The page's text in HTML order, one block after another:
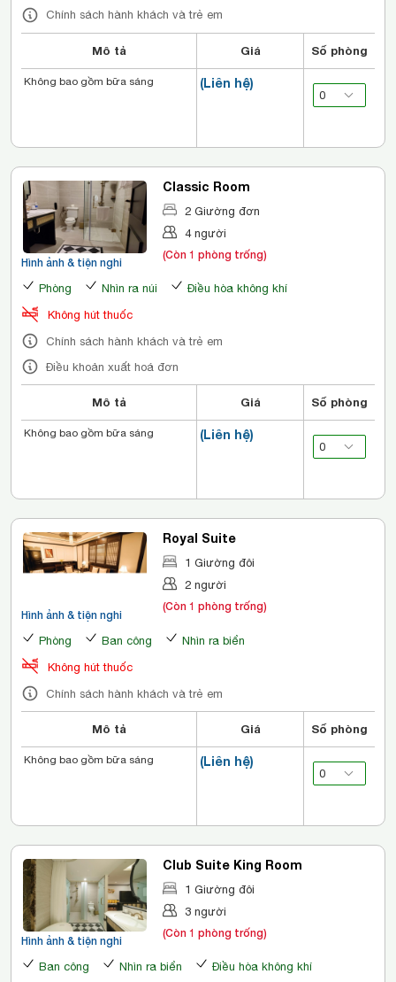
Chính sách hành khách và trẻ em
Mô tả Giá Số phòng
(Liên hệ)
Không bao gồm bữa sáng
Hình ảnh & tiện nghi
Classic Room
2 Giường đơn
4 người
(Còn 1 phòng trống)
Phòng Nhìn ra núi
Điều hòa không khí
Không hút thuốc
Chính sách hành khách và trẻ em
Điều khoản xuất hoá đơn
Mô tả Giá Số phòng
(Liên hệ)
Không bao gồm bữa sáng
Hình ảnh & tiện nghi
Royal Suite
1 Giường đôi
2 người
(Còn 1 phòng trống)
Phòng Ban công
Nhìn ra biển
Không hút thuốc
Chính sách hành khách và trẻ em
Mô tả Giá Số phòng
(Liên hệ)
Không bao gồm bữa sáng
Hình ảnh & tiện nghi
Club Suite King Room
1 Giường đôi
3 người
(Còn 1 phòng trống)
Ban công Nhìn ra biển
Điều hòa không khí